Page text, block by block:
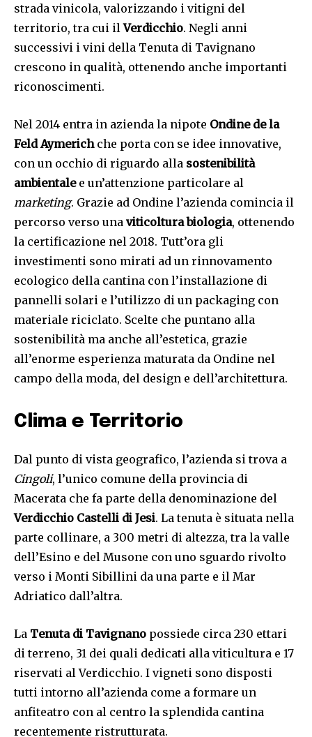
strada vinicola, valorizzando i vitigni del
territorio, tra cui ilVerdicchio. Negli anni
successivi i vini della Tenuta di Tavignano
crescono in qualità, ottenendo anche importanti
riconoscimenti.
Nel 2014 entra in azienda la nipote Ondine de la
Feld Aymerichche porta con se idee innovative,
con un occhio di riguardo alla sostenibilità
ambientalee un’attenzione particolare al
marketing. Grazie ad Ondine l’azienda comincia il
percorso verso una viticoltura biologia, ottenendo
la certificazione nel 2018. Tutt’ora gli
investimenti sono mirati ad un rinnovamento
ecologico della cantina con l’installazione di
pannelli solari e l’utilizzo di un packaging con
materiale riciclato. Scelte che puntano alla
sostenibilità ma anche all’estetica, grazie
all’enorme esperienza maturata da Ondine nel
campo della moda, del design e dell’architettura.
Clima e Territorio
Dal punto di vista geografico, l’azienda si trova a
Cingoli, l’unico comune della provincia di
Macerata che fa parte della denominazione del
Verdicchio Castelli di Jesi. La tenuta è situata nella
parte collinare, a 300 metri di altezza, tra la valle
dell’Esino e del Musone con uno sguardo rivolto
verso i Monti Sibillini da una parte e il Mar
Adriatico dall’altra.
La Tenuta di Tavignano possiede circa 230 ettari
di terreno, 31 dei quali dedicati alla viticultura e 17
riservati al Verdicchio. I vigneti sono disposti
tutti intorno all’azienda come a formare un
anfiteatro con al centro la splendida cantina
recentemente ristrutturata.